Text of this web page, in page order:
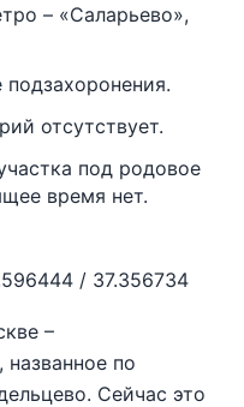
– «Саларьево»,
отсутствует.
под родовое
время нет.
/ 37.356734
–
по
Сейчас это